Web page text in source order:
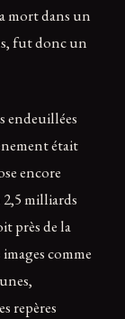
mort dans un
fut donc un
endeuillées
était
encore
milliards
près de la
comme
repères